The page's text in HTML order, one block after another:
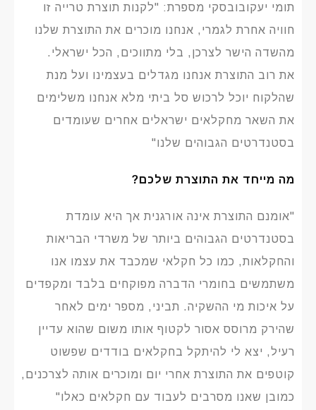
תומי יעקובובסקי מספרת: "לקנות תוצרת טרייה זו
חוויה אחרת לגמרי, אנחנו מוכרים את התוצרת שלנו
מהשדה הישר לצרכן, בלי מתווכים, הכל ישראלי.
את רוב התוצרת אנחנו מגדלים בעצמינו ועל מנת
שהלקוח יוכל לרכוש סל ביתי מלא אנחנו משלימים
את השאר מחקלאים ישראלים אחרים שעומדים
בסטנדרטים הגבוהים שלנו"
מה מייחד את התוצרת שלכם?
"אומנם התוצרת אינה אורגנית אך היא עומדת
בסטנדרטים הגבוהים ביותר של משרדי הבריאות
והחקלאות, כמו כל חקלאי שמכבד את עצמו אנו
משתמשים בחומרי הדברה מפוקחים בלבד ומקפדים
על איכות מי ההשקיה. תביני, מספר ימים לאחר
שהירק מרוסס אסור לקטוף אותו משום שהוא עדיין
רעיל, יצא לי להיתקל בחקלאים בודדים שפשוט
קוטפים את התוצרת אחרי יום ומוכרים אותה לצרכנים,
כמובן שאנו מסרבים לעבוד עם חקלאים כאלו"